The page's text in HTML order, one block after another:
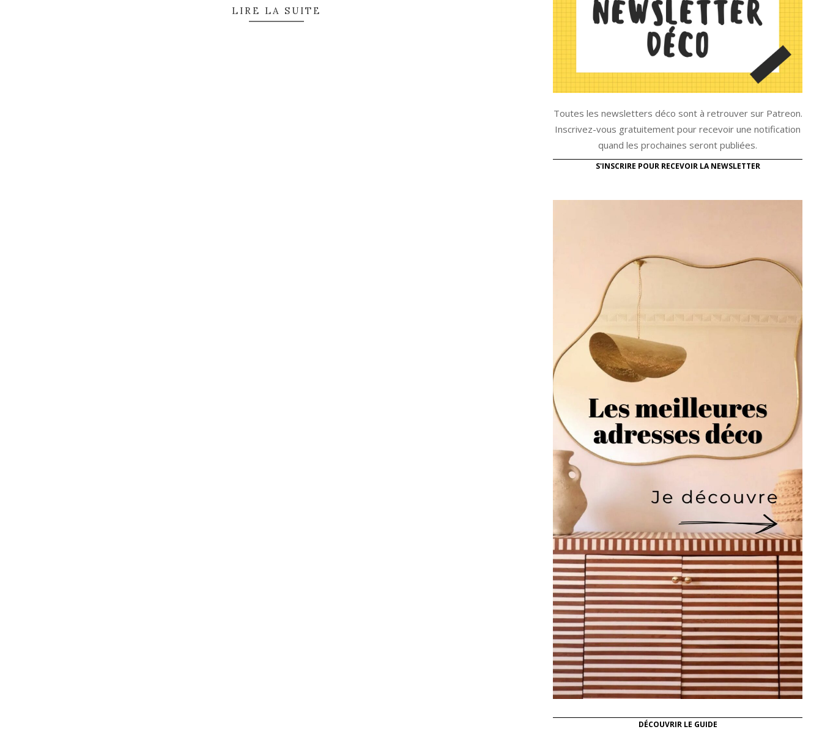
LIRE LA SUITE
Toutes les newsletters déco sont à retrouver sur Patreon.
Inscrivez-vous gratuitement pour recevoir une notification
quand les prochaines seront publiées.
S'INSCRIRE POUR RECEVOIR LA NEWSLETTER
DÉCOUVRIR LE GUIDE